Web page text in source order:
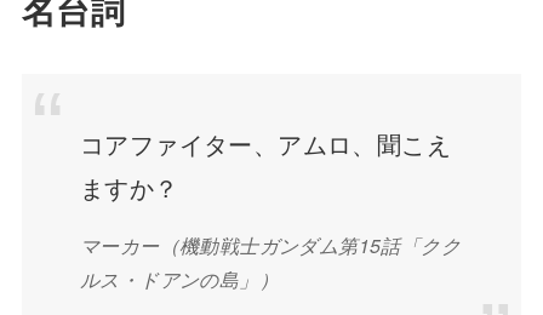
コアファイター、アムロ、聞こえ
ますか？
マーカー（機動戦士ガンダム第15話「クク
ルス・ドアンの島」）